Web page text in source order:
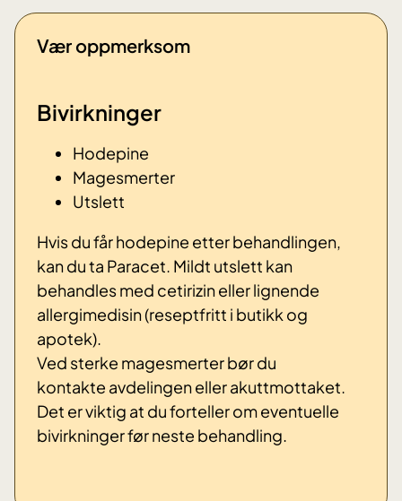
Vær oppmerksom
Bivirkninger
Hodepine
Magesmerter
Utslett
Hvis du får hodepine etter behandlingen,
kan du ta Paracet. Mildt utslett kan
behandles med cetirizin eller lignende
allergimedisin (reseptfritt i butikk og
apotek).
Ved sterke magesmerter bør du
kontakte avdelingen eller akuttmottaket.
Det er viktig at du forteller om eventuelle
bivirkninger før neste behandling.